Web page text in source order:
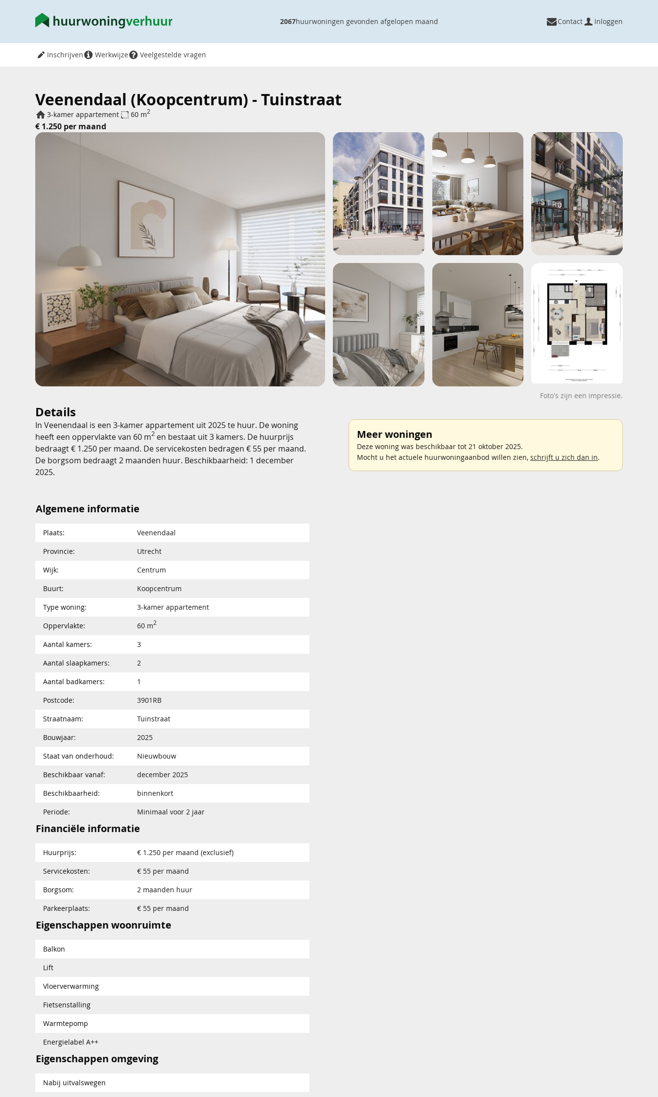
2067huurwoningen gevonden afgelopen maand Contact Inloggen
Inschrijven Werkwijze Veelgestelde vragen
Veenendaal (Koopcentrum) - Tuinstraat
3-kamer appartement 60 m2
€ 1.250 per maand
Foto's zijn een impressie.
Details
In Veenendaal is een 3-kamer appartement uit 2025 te huur. De woning
heeft een oppervlakte van 60 m2 en bestaat uit 3 kamers. De huurprijs
bedraagt € 1.250 per maand. De servicekosten bedragen € 55 per maand.
De borgsom bedraagt 2 maanden huur. Beschikbaarheid: 1 december
2025.
Meer woningen
Deze woning was beschikbaar tot 21 oktober 2025.
Mocht u het actuele huurwoningaanbod willen zien, schrijft u zich dan in.
Algemene informatie
Plaats:
Veenendaal
Provincie:
Utrecht
Wijk:
Centrum
Buurt:
Koopcentrum
Type woning:
3-kamer appartement
Oppervlakte:
60 m2
Aantal kamers:
3
Aantal slaapkamers:
2
Aantal badkamers:
1
Postcode:
3901RB
Straatnaam:
Tuinstraat
Bouwjaar:
2025
Staat van onderhoud:
Nieuwbouw
Beschikbaar vanaf:
december 2025
Beschikbaarheid:
binnenkort
Periode:
Minimaal voor 2 jaar
Financiële informatie
Huurprijs:
€ 1.250 per maand (exclusief)
Servicekosten:
€ 55 per maand
Borgsom:
2 maanden huur
Parkeerplaats:
€ 55 per maand
Eigenschappen woonruimte
Balkon
Lift
Vloerverwarming
Fietsenstalling
Warmtepomp
Energielabel A++
Eigenschappen omgeving
Nabij uitvalswegen